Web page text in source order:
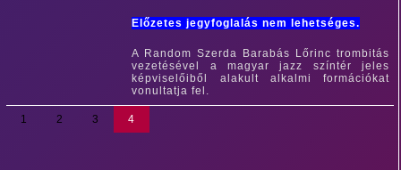
Előzetes jegyfoglalás nem lehetséges.
A Random Szerda Barabás Lőrinc trombitás
vezetésével a magyar jazz színtér jeles
képviselőiből alakult alkalmi formációkat
vonultatja fel.
1 2 3 4